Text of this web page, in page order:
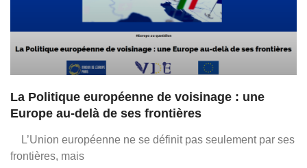
La Politique européenne de voisinage : une
Europe au-delà de ses frontières
L’Union européenne ne se définit pas seulement par ses
frontières, mais